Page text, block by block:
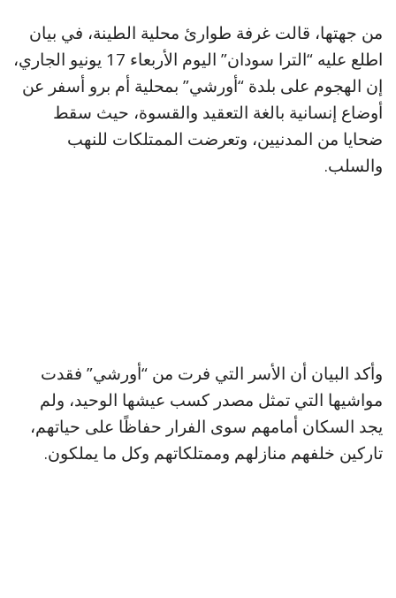
من جهتها، قالت غرفة طوارئ محلية الطينة، في بيان
اطلع عليه “الترا سودان” اليوم الأربعاء 17 يونيو الجاري،
إن الهجوم على بلدة “أورشي” بمحلية أم برو أسفر عن
أوضاع إنسانية بالغة التعقيد والقسوة، حيث سقط
ضحايا من المدنيين، وتعرضت الممتلكات للنهب
والسلب.
وأكد البيان أن الأسر التي فرت من “أورشي” فقدت
مواشيها التي تمثل مصدر كسب عيشها الوحيد، ولم
يجد السكان أمامهم سوى الفرار حفاظًا على حياتهم،
تاركين خلفهم منازلهم وممتلكاتهم وكل ما يملكون.